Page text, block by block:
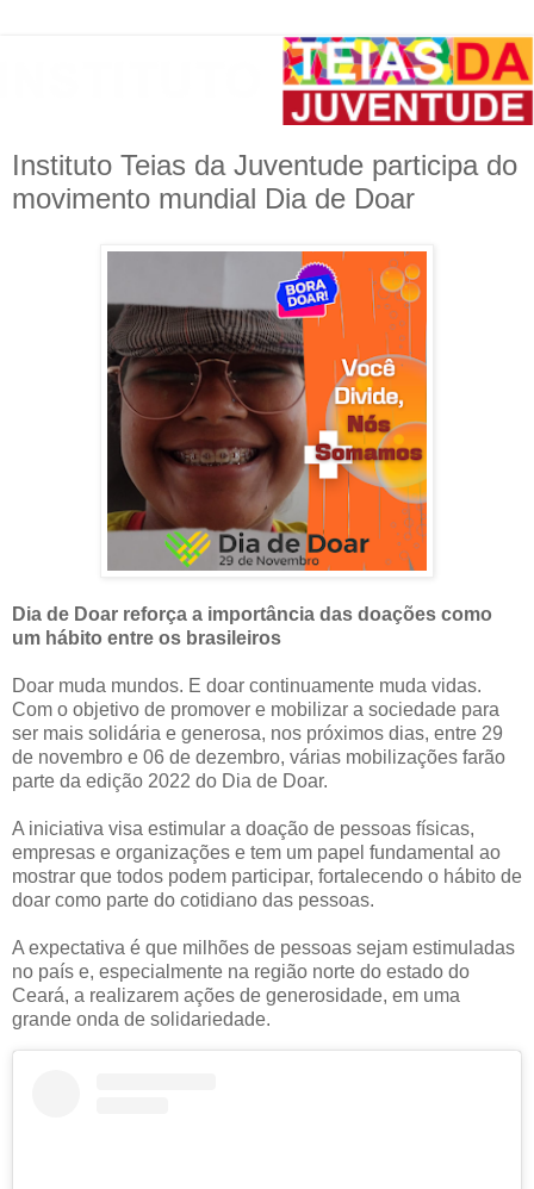
Instituto Teias da Juventude participa do
movimento mundial Dia de Doar
Dia de Doar reforça a importância das doações como
um hábito entre os brasileiros
Doar muda mundos. E doar continuamente muda vidas.
Com o objetivo de promover e mobilizar a sociedade para
ser mais solidária e generosa, nos próximos dias, entre 29
de novembro e 06 de dezembro, várias mobilizações farão
parte da edição 2022 do Dia de Doar.
A iniciativa visa estimular a doação de pessoas físicas,
empresas e organizações e tem um papel fundamental ao
mostrar que todos podem participar, fortalecendo o hábito de
doar como parte do cotidiano das pessoas.
A expectativa é que milhões de pessoas sejam estimuladas
no país e, especialmente na região norte do estado do
Ceará, a realizarem ações de generosidade, em uma
grande onda de solidariedade.